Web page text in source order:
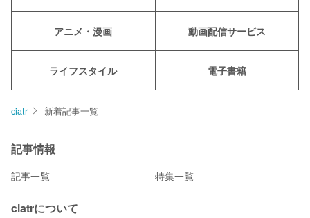
アニメ・漫画 動画配信サービス
ライフスタイル 電子書籍
ciatr 新着記事一覧
記事情報
記事一覧 特集一覧
ciatrについて